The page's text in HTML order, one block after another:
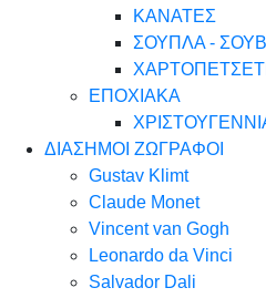
ΚΑΝΑΤΕΣ
ΣΟΥΠΛΑ -
ΕΠΟΧΙΑΚΑ
ΔΙΑΣΗΜΟΙ ΖΩΓΡΑΦΟΙ
Gustav Klimt
Claude Monet
Vincent van Gogh
Leonardo da Vinci
Salvador Dali